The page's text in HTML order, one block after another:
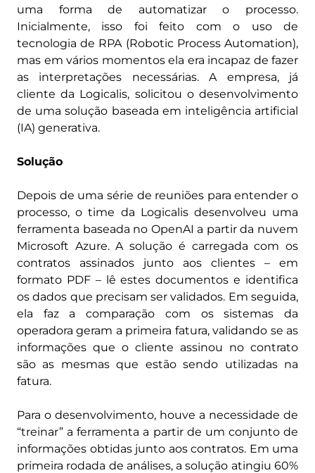
uma forma de automatizar o processo.
Inicialmente, isso foi feito com o uso de
tecnologia de RPA (Robotic Process Automation),
mas em vários momentos ela era incapaz de fazer
as interpretações necessárias. A empresa, já
cliente da Logicalis, solicitou o desenvolvimento
de uma solução baseada em inteligência artificial
(IA) generativa.
Solução
Depois de uma série de reuniões para entender o
processo, o time da Logicalis desenvolveu uma
ferramenta baseada no OpenAI a partir da nuvem
Microsoft Azure. A solução é carregada com os
contratos assinados junto aos clientes – em
formato PDF – lê estes documentos e identifica
os dados que precisam ser validados. Em seguida,
ela faz a comparação com os sistemas da
operadora geram a primeira fatura, validando se as
informações que o cliente assinou no contrato
são as mesmas que estão sendo utilizadas na
fatura.
Para o desenvolvimento, houve a necessidade de
“treinar” a ferramenta a partir de um conjunto de
informações obtidas junto aos contratos. Em uma
primeira rodada de análises, a solução atingiu 60%